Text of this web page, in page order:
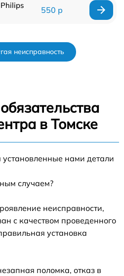
550 р
неисправность
в Томске
установленные нами детали
случаем?
неисправности,
с качеством проведенного
установка
поломка, отказ в